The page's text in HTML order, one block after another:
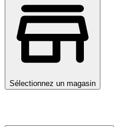
Sélectionnez un magasin